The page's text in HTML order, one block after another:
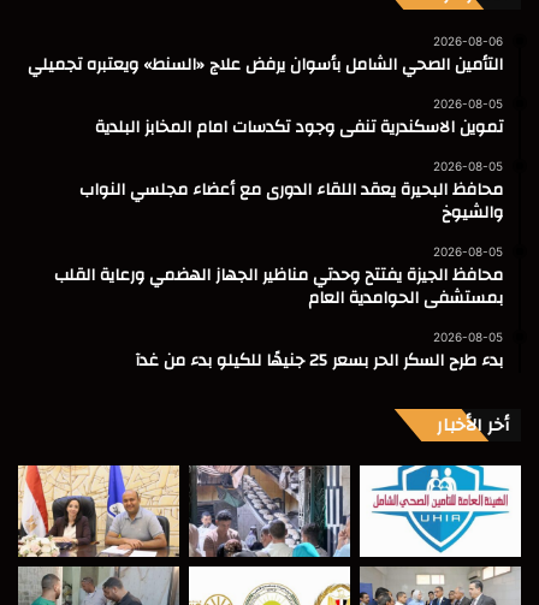
2026-08-06
التأمين الصحي الشامل بأسوان يرفض علاج «السنط» ويعتبره تجميلي
2026-08-05
تموين الاسكندرية تنفى وجود تكدسات امام المخابز البلدية
2026-08-05
محافظ البحيرة يعقد اللقاء الدورى مع أعضاء مجلسي النواب
والشيوخ
2026-08-05
محافظ الجيزة يفتتح وحدتي مناظير الجهاز الهضمي ورعاية القلب
بمستشفى الحوامدية العام
2026-08-05
بدء طرح السكر الحر بسعر 25 جنيهًا للكيلو بدء من غدآ
أخر الأخبار